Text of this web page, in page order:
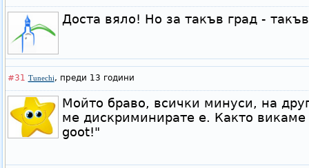
Доста вяло! Но за такъв град -
#31 Tunechi, преди 13 години
Мойто браво, всички минуси, на
ме дискриминирате е. Както
goot!"